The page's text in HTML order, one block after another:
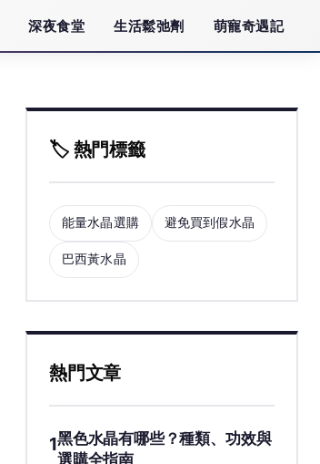
深夜食堂 生活鬆弛劑 萌寵奇遇記
🏷️ 熱門標籤
能量水晶選購 避免買到假水晶
巴西黃水晶
熱門文章
1黑色水晶有哪些？種類、功效與
選購全指南